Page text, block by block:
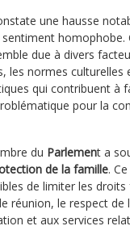
une hausse
homophobe.
due à divers
les normes culturelles
qui contribuent à
pour la
du Parlement a
de la famille.
de limiter les
réunion, le respect de
et aux services